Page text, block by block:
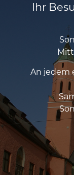
Ihr
An jedem